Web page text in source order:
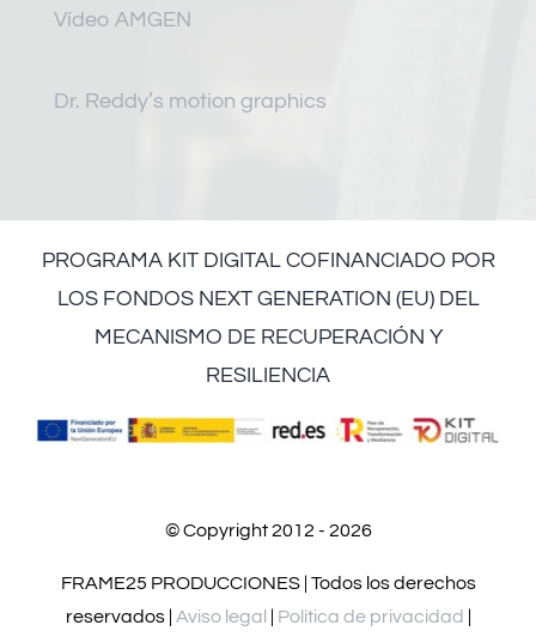
Vídeo AMGEN
Dr. Reddy’s motion graphics
PROGRAMA KIT DIGITAL COFINANCIADO POR
LOS FONDOS NEXT GENERATION (EU) DEL
MECANISMO DE RECUPERACIÓN Y
RESILIENCIA
© Copyright 2012 - 2026
FRAME25 PRODUCCIONES | Todos los derechos
reservados | Aviso legal Política de privacidad